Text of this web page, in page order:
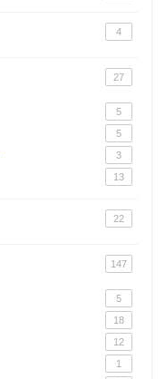
4
27
5
5
3
13
22
147
5
18
12
1